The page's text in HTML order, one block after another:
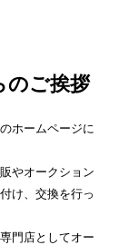
のご挨拶
ホームページに
やオークション
け、交換を行っ
門店としてオー